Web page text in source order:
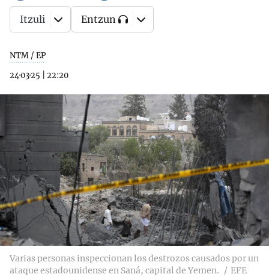
NTM / EP
24·03·25
22:20
Itzuli Entzun
Varias personas inspeccionan los destrozos causados por un
ataque estadounidense en Saná, capital de Yemen.
EFE